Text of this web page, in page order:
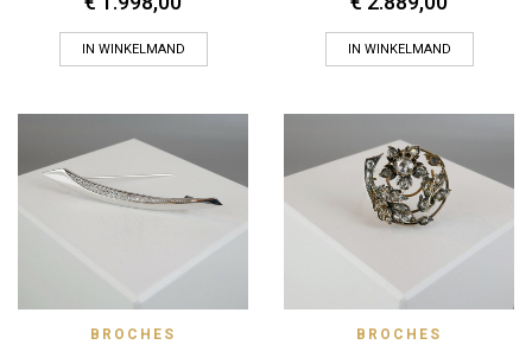
IN WINKELMAND IN WINKELMAND
BROCHES BROCHES